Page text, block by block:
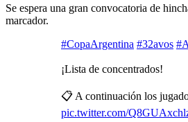
Se espera una gran convocatoria de
marcador.
#CopaArgentina #32avos
¡Lista de concentrados!
📋 A continuación los
pic.twitter.com/